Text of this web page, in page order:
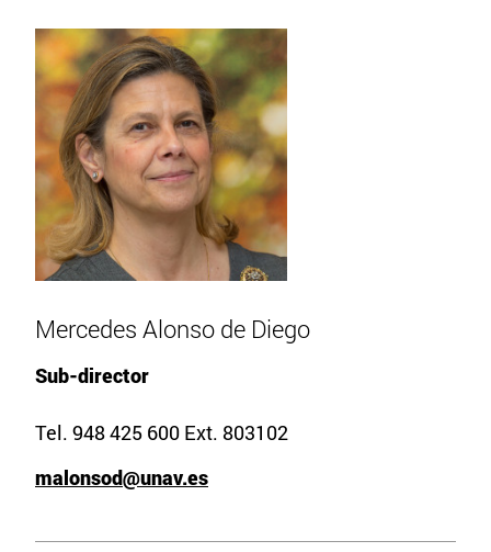
Mercedes Alonso de Diego
Sub-director
Tel. 948 425 600 Ext. 803102
malonsod@unav.es